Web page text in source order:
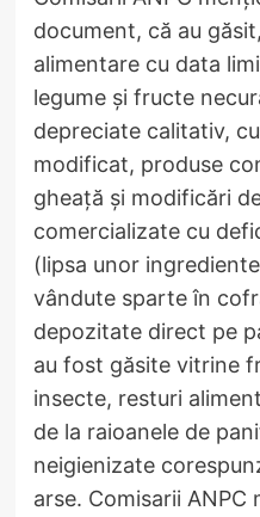
document, că au
alimentare cu data
legume și fructe
depreciate calitativ,
modificat, produse
gheață și modificări
comercializate cu
(lipsa unor
vândute sparte în
depozitate direct pe
au fost găsite vitrine
insecte, resturi
de la raioanele de
neigienizate
arse. Comisarii ANPC